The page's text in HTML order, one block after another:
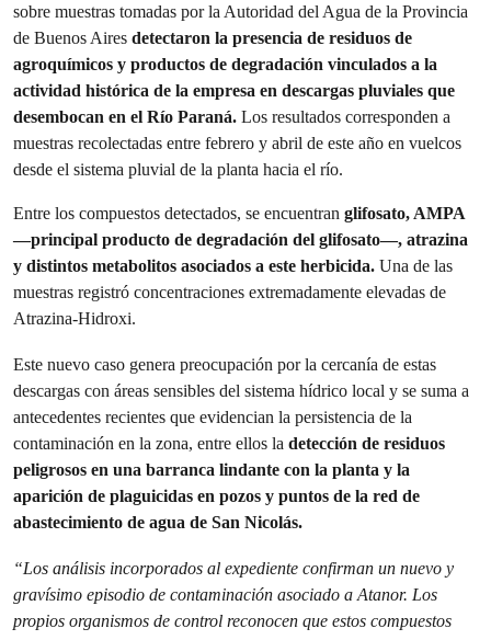
sobre muestras tomadas por la Autoridad del Agua de la Provincia
de Buenos Aires detectaron la presencia de residuos de
agroquímicos y productos de degradación vinculados a la
actividad histórica de la empresa en descargas pluviales que
desembocan en el Río Paraná. Los resultados corresponden a
muestras recolectadas entre febrero y abril de este año en vuelcos
desde el sistema pluvial de la planta hacia el río.
Entre los compuestos detectados, se encuentran glifosato, AMPA
—principal producto de degradación del glifosato—, atrazina
y distintos metabolitos asociados a este herbicida. Una de las
muestras registró concentraciones extremadamente elevadas de
Atrazina-Hidroxi.
Este nuevo caso genera preocupación por la cercanía de estas
descargas con áreas sensibles del sistema hídrico local y se suma a
antecedentes recientes que evidencian la persistencia de la
contaminación en la zona, entre ellos la detección de residuos
peligrosos en una barranca lindante con la planta y la
aparición de plaguicidas en pozos y puntos de la red de
abastecimiento de agua de San Nicolás.
“Los análisis incorporados al expediente confirman un nuevo y
gravísimo episodio de contaminación asociado a Atanor. Los
propios organismos de control reconocen que estos compuestos